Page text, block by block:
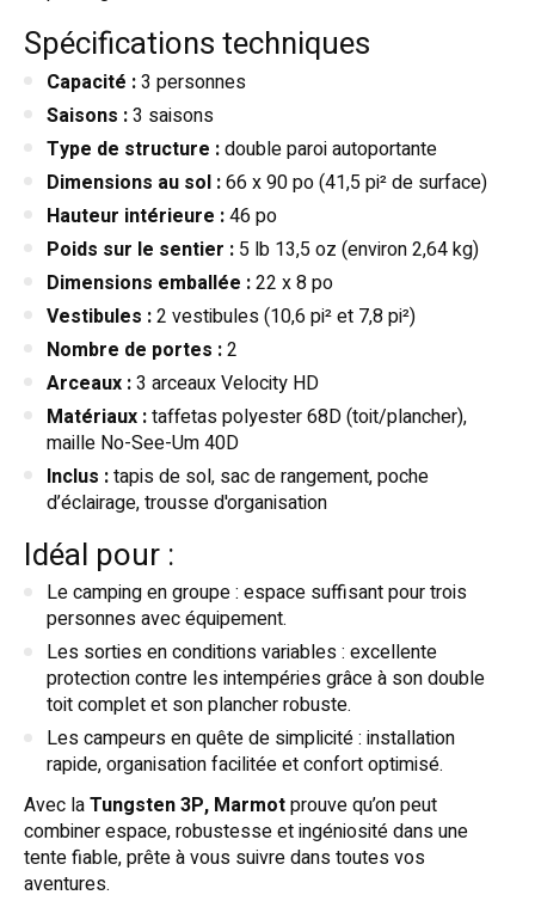
Spécifications techniques
Capacité :3 personnes
Saisons :3 saisons
Type de structure :double paroi autoportante
Dimensions au sol :66 x 90 po (41,5 pi² de surface)
Hauteur intérieure :46 po
Poids sur le sentier : 5 lb 13,5 oz (environ 2,64 kg)
Dimensions emballée :22 x 8 po
Vestibules :2 vestibules (10,6 pi² et 7,8 pi²)
Nombre de portes :2
Arceaux :3 arceaux Velocity HD
Matériaux :taffetas polyester 68D (toit/plancher),
maille No-See-Um 40D
Inclus :tapis de sol, sac de rangement, poche
d’éclairage, trousse d'organisation
Idéal pour :
Le camping en groupe : espace suffisant pour trois
personnes avec équipement.
Les sorties en conditions variables : excellente
protection contre les intempéries grâce à son double
toit complet et son plancher robuste.
Les campeurs en quête de simplicité : installation
rapide, organisation facilitée et confort optimisé.
Avec laTungsten 3P, Marmotprouve qu’on peut
combiner espace, robustesse et ingéniosité dans une
tente fiable, prête à vous suivre dans toutes vos
aventures.